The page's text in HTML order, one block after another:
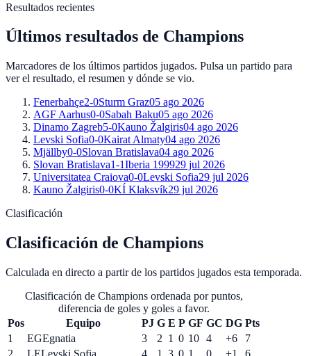
Resultados recientes
Últimos resultados de Champions
Marcadores de los últimos partidos jugados. Pulsa un partido para
ver el resultado, el resumen y dónde se vio.
Fenerbahçe2-0Sturm Graz05 ago 2026
AGF Aarhus0-0Sabah Baku05 ago 2026
Dinamo Zagreb5-0Kauno Žalgiris04 ago 2026
Levski Sofia0-0Kairat Almaty04 ago 2026
Mjällby0-0Slovan Bratislava04 ago 2026
Slovan Bratislava1-1Iberia 199929 jul 2026
Universitatea Craiova0-0Levski Sofia29 jul 2026
Kauno Žalgiris0-0KÍ Klaksvík29 jul 2026
Clasificación
Clasificación de Champions
Calculada en directo a partir de los partidos jugados esta temporada.
Clasificación de Championsordenada por puntos,
diferencia de goles y goles a favor.
Pos
Equipo PJ G E P GF GC DG Pts
1
EGEgnatia 3 2 1 0 10 4 +6
7